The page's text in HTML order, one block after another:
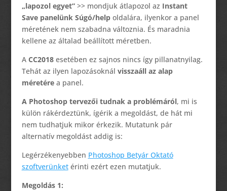
„lapozol egyet”>> mondjuk átlapozol az Instant
Save panelünk Súgó/helpoldalára, ilyenkor a panel
méretének nem szabadna változnia. És maradnia
kellene az általad beállított méretben.
A CC2018esetében ez sajnos nincs így pillanatnyilag.
Tehát az ilyen lapozásoknál visszaáll az alap
méretérea panel.
A Photoshop tervezői tudnak a problémáról, mi is
külön rákérdeztünk, ígérik a megoldást, de hát mi
nem tudhatjuk mikor érkezik. Mutatunk pár
alternatív megoldást addig is:
Legérzékenyebben Photoshop Betyár Oktató
szoftverünketérinti ezért ezen mutatjuk.
Megoldás 1: